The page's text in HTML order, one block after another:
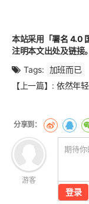
本站采用 「署名 4.0
注明本文出处及链接。
Tags: 加班而已
文
【上一篇】: 依然年
游客
登录